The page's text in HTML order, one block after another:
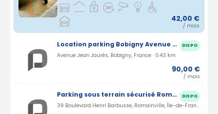
42,00 €
/ mois
Location parking Bobigny Avenue Jean Jaurès (93) DISPO
Avenue Jean Jaurès, Bobigny, France · 0.43 km
90,00 €
/ mois
Parking sous terrain sécurisé Romainville - Carnot DISPO
39 Boulevard Henri Barbusse, Romainville, Île-de-France, France · 2.71 km